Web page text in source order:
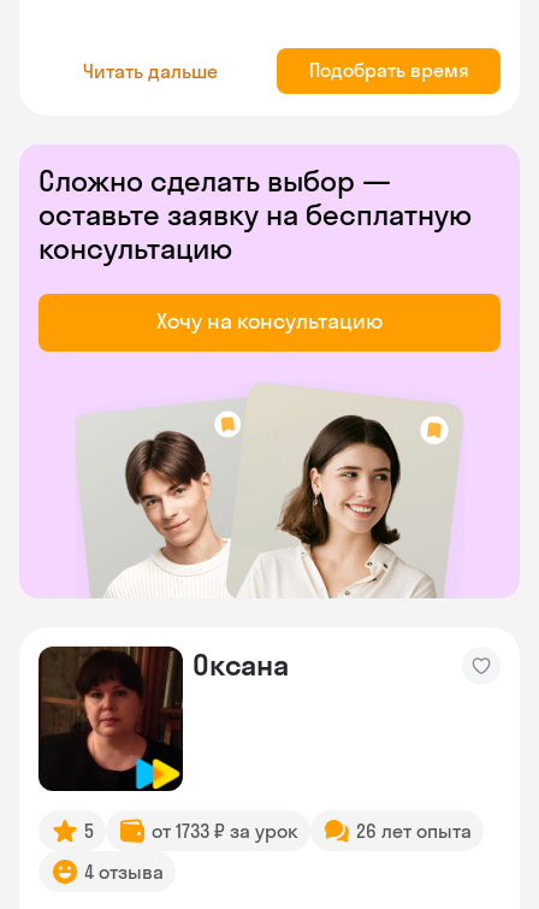
Читать дальше Подобрать время
Сложно сделать выбор —
оставьте заявку на бесплатную
консультацию
Хочу на консультацию
Оксана
5 от 1733 ₽ за урок
26 лет опыта
4 отзыва